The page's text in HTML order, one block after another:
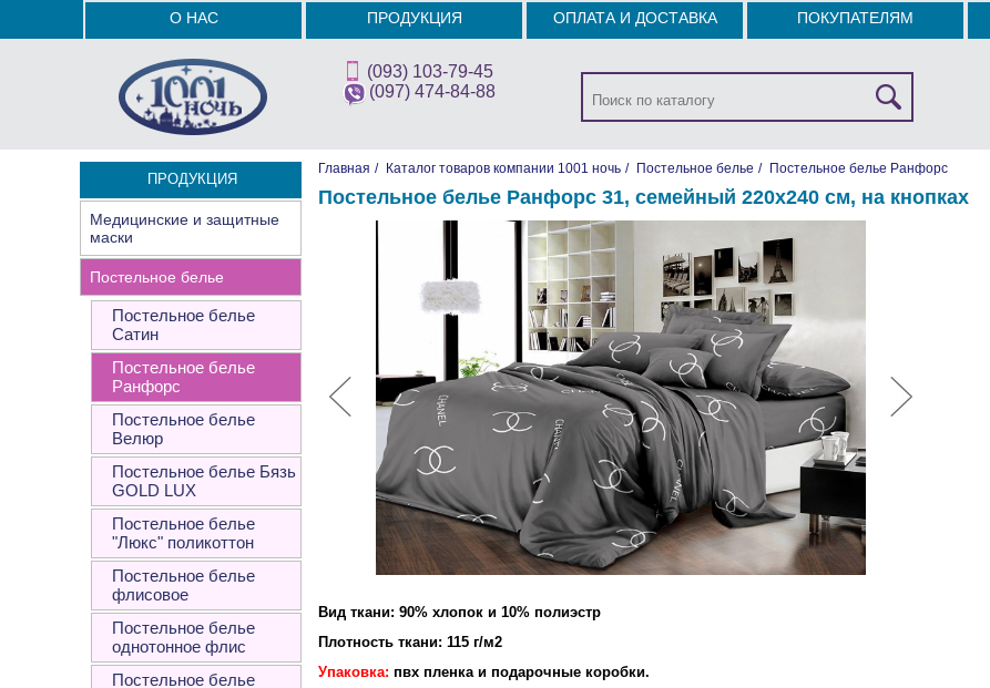
О НАС ПРОДУКЦИЯ ОПЛАТА И ДОСТАВКА ПОКУПАТЕЛЯМ
(093) 103-79-45
(097) 474-84-88
ПРОДУКЦИЯ
Медицинские и защитные
маски
Постельное белье
Постельное белье
Сатин
Постельное белье
Ранфорс
Постельное белье
Велюр
Постельное белье Бязь
GOLD LUX
Постельное белье
"Люкс" поликоттон
Постельное белье
флисовое
Постельное белье
однотонное флис
Постельное белье
Главная / Каталог товаров компании 1001 ночь / Постельное белье / Постельное белье Ранфорс
Постельное белье Ранфорс 31, семейный 220х240 см, на кнопках
Вид ткани: 90% хлопок и 10% полиэстр
Плотность ткани: 115 г/м2
Упаковка: пвх пленка и подарочные коробки.